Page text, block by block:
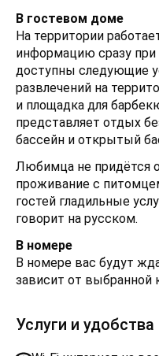
В гостевом доме
На территории
информацию сразу при
доступны следующие
развлечений на
и площадка для
представляет отдых
бассейн и открытый
Любимца не придётся
проживание с
гостей гладильные
говорит на русском.
В номере
В номере вас будут
зависит от выбранной
Услуги и удобства